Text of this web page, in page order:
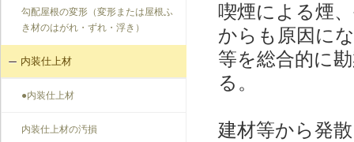
勾配屋根の変形（変形または屋根ふ
き材のはがれ・ずれ・浮き）
内装仕上材
●内装仕上材
内装仕上材の汚損
喫煙による煙
からも原因に
等を総合的に
る。
建材等から発